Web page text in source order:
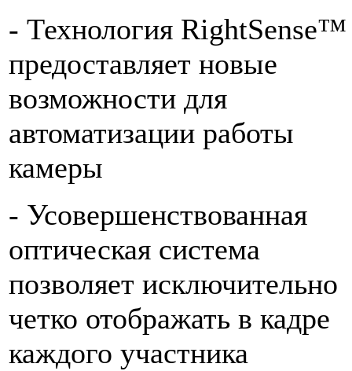
- Технология RightSense™
предоставляет новые
возможности для
автоматизации работы
камеры
- Усовершенствованная
оптическая система
позволяет исключительно
четко отображать в кадре
каждого участника